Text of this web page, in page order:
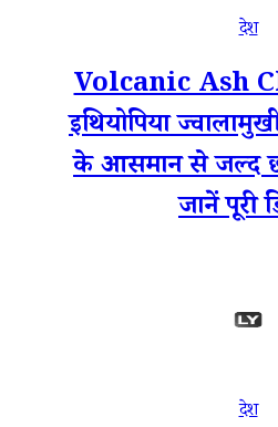
देश
Volcanic Ash
इथियोपिया
के आसमान से जल्द
जानें पूरी
देश